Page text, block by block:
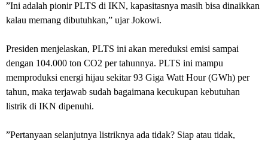
”Ini adalah pionir PLTS di IKN, kapasitasnya masih bisa dinaikkan
kalau memang dibutuhkan,” ujar Jokowi.
Presiden menjelaskan, PLTS ini akan mereduksi emisi sampai
dengan 104.000 ton CO2 per tahunnya. PLTS ini mampu
memproduksi energi hijau sekitar 93 Giga Watt Hour (GWh) per
tahun, maka terjawab sudah bagaimana kecukupan kebutuhan
listrik di IKN dipenuhi.
”Pertanyaan selanjutnya listriknya ada tidak? Siap atau tidak,